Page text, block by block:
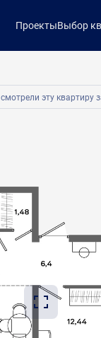
ПроектыВыбор
смотрели эту квартиру